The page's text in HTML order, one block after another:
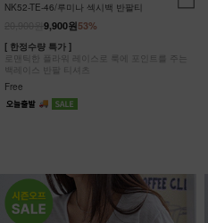
NK52-TE-46/루미나 섹시백 반팔티
53%
9,900원
[ 한정수량 특가 ]
로맨틱한 플라워 레이스로 룩에 포인트를 주는
백레이스 반팔 티셔츠
Free